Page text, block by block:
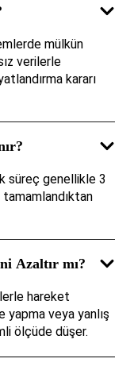
mülkün
verilerle
kararı
süreç genellikle 3
Azaltır mı?
hareket
veya yanlış
ölçüde düşer.